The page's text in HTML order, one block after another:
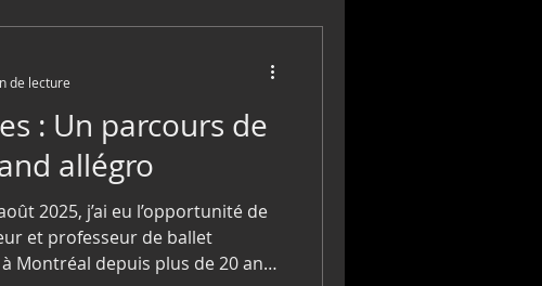
: Un parcours de
allégro
2025, j’ai eu l’opportunité de
et professeur de ballet
Montréal depuis plus de 20 ans :
de lecture